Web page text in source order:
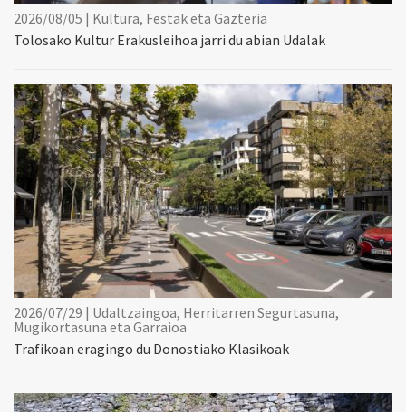
2026/08/05 | Kultura, Festak eta Gazteria
Tolosako Kultur Erakusleihoa jarri du abian Udalak
2026/07/29 | Udaltzaingoa, Herritarren Segurtasuna,
Mugikortasuna eta Garraioa
Trafikoan eragingo du Donostiako Klasikoak